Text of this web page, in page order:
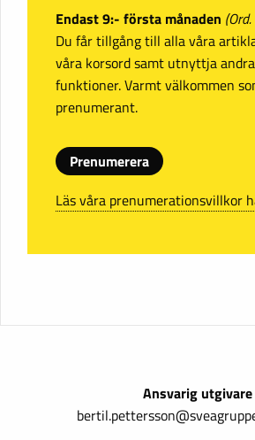
Endast 9:- första månaden
Du får tillgång till alla våra
våra korsord samt utnyttja
funktioner. Varmt välkommen
prenumerant.
Prenumerera
Läs våra prenumerationsvillkor
Ansvarig utgivare